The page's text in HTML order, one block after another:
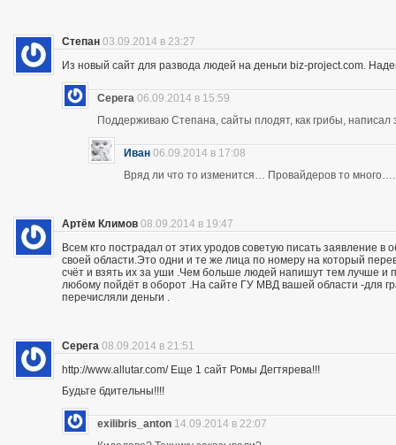
Степан 03.09.2014 в 23:27
Из новый сайт для развода людей на деньги biz-project.com.
Серега 06.09.2014 в 15:59
Поддерживаю Степана, сайты плодят, как грибы,
Иван 06.09.2014 в 17:08
Вряд ли что то изменится… Провайдеров то много….
Артём Климов 08.09.2014 в 19:47
Всем кто пострадал от этих уродов советую писать заявление
своей области.Это одни и те же лица по номеру на который
счёт и взять их за уши .Чем больше людей напишут тем лучше и
любому пойдёт в оборот .На сайте ГУ МВД вашей области -для
перечисляли деньги .
Серега 08.09.2014 в 21:51
http://www.allutar.com/ Еще 1 сайт Ромы Дегтярева!!!
Будьте бдительны!!!!
exilibris_anton 14.09.2014 в 22:07